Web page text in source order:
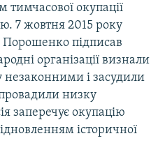
тимчасової окупації
7 жовтня 2015 року
підписав
організації визнали
незаконними і засудили
низку
заперечує окупацію
історичної